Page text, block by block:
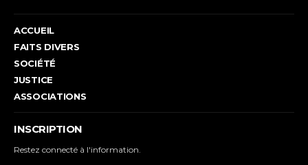
ACCUEIL
FAITS DIVERS
SOCIÉTÉ
JUSTICE
ASSOCIATIONS
INSCRIPTION
Restez connecté à l'information.